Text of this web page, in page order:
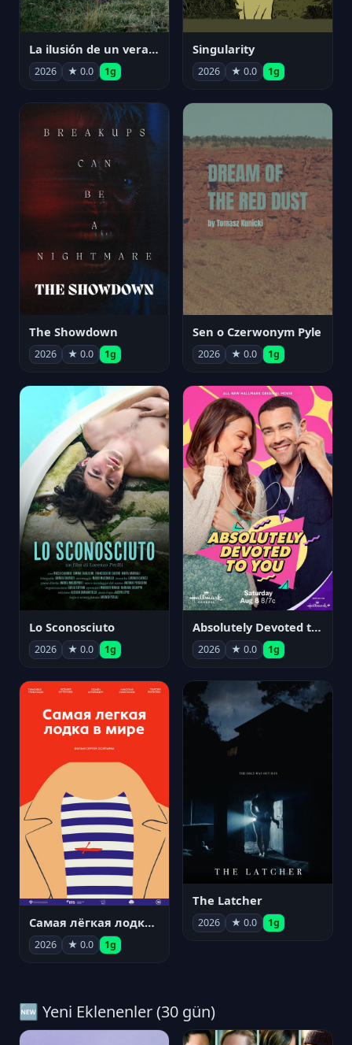
La ilusión de un verano sin fin
2026 ★ 0.0 1g
Singularity
2026 ★ 0.0 1g
The Showdown
2026 ★ 0.0 1g
Sen o Czerwonym Pyle
2026 ★ 0.0 1g
Lo Sconosciuto
2026 ★ 0.0 1g
Absolutely Devoted to You
2026 ★ 0.0 1g
Самая лёгкая лодка в мире
2026 ★ 0.0 1g
The Latcher
2026 ★ 0.0 1g
🆕 Yeni Eklenenler (30 gün)